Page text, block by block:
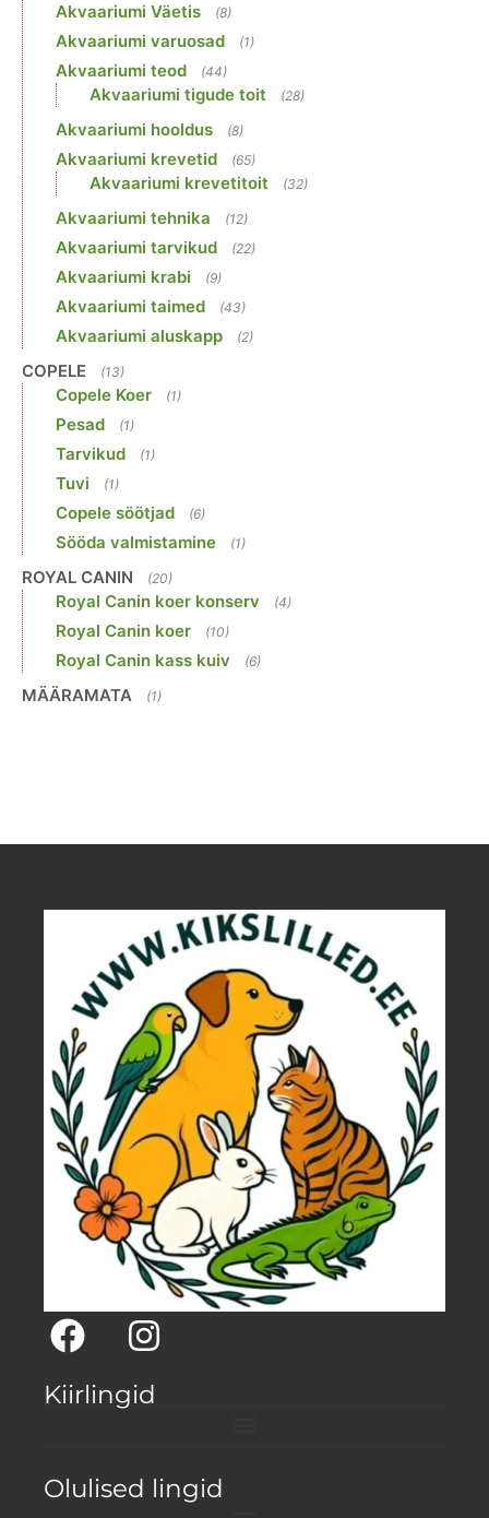
Akvaariumi Väetis (8)
Akvaariumi varuosad (1)
Akvaariumi teod (44)
Akvaariumi tigude toit (28)
Akvaariumi hooldus (8)
Akvaariumi krevetid (65)
Akvaariumi krevetitoit (32)
Akvaariumi tehnika (12)
Akvaariumi tarvikud (22)
Akvaariumi krabi (9)
Akvaariumi taimed (43)
Akvaariumi aluskapp (2)
COPELE (13)
Copele Koer (1)
Pesad (1)
Tarvikud (1)
Tuvi (1)
Copele söötjad (6)
Sööda valmistamine (1)
ROYAL CANIN (20)
Royal Canin koer konserv (4)
Royal Canin koer (10)
Royal Canin kass kuiv (6)
MÄÄRAMATA (1)
Kiirlingid
Olulised lingid